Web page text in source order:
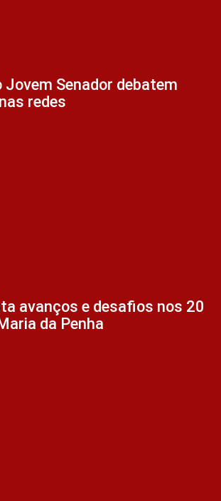
Jovem Senador debatem
redes
avanços e desafios nos 20
da Penha